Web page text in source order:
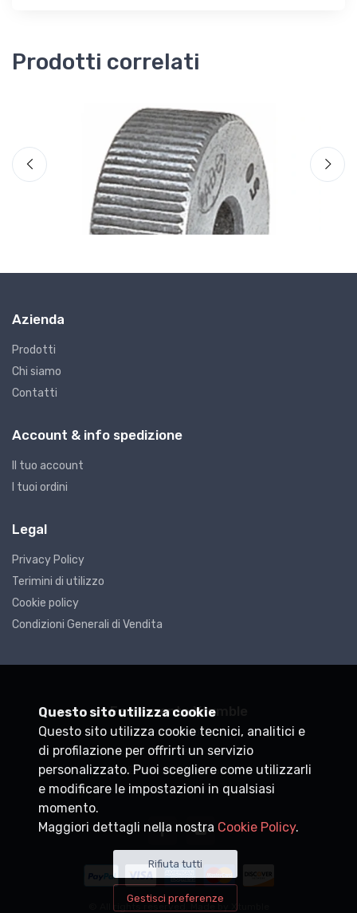
Prodotti correlati
G7 - Godroni
€8.08
Azienda
Prodotti
Chi siamo
Contatti
Account & info spedizione
Il tuo account
I tuoi ordini
Legal
Privacy Policy
Terimini di utilizzo
Cookie policy
Condizioni Generali di Vendita
Ferramenta Xtumble
P.IVADEMO0000000
+39
info@xtumble.com
© All rights reserved. Made by
Questo sito utilizza cookie
Questo sito utilizza cookie tecnici, analitici e
di profilazione per offrirti un servizio
personalizzato. Puoi scegliere come utilizzarli
e modificare le impostazioni in qualsiasi
momento.
Maggiori dettagli nella nostra Cookie Policy.
Rifiuta tutti
Gestisci preferenze